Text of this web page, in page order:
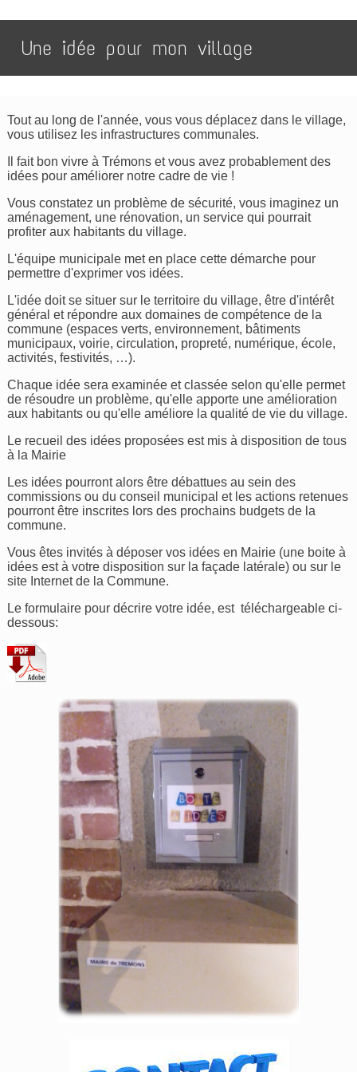
Une idée pour mon village
Tout au long de l'année, vous vous déplacez dans le village,
vous utilisez les infrastructures communales.
Il fait bon vivre à Trémons et vous avez probablement des
idées pour améliorer notre cadre de vie !
Vous constatez un problème de sécurité, vous imaginez un
aménagement, une rénovation, un service qui pourrait
profiter aux habitants du village.
L'équipe municipale met en place cette démarche pour
permettre d'exprimer vos idées.
L'idée doit se situer sur le territoire du village, être d'intérêt
général et répondre aux domaines de compétence de la
commune (espaces verts, environnement, bâtiments
municipaux, voirie, circulation, propreté, numérique, école,
activités, festivités, …).
Chaque idée sera examinée et classée selon qu'elle permet
de résoudre un problème, qu'elle apporte une amélioration
aux habitants ou qu'elle améliore la qualité de vie du village.
Le recueil des idées proposées est mis à disposition de tous
à la Mairie
Les idées pourront alors être débattues au sein des
commissions ou du conseil municipal et les actions retenues
pourront être inscrites lors des prochains budgets de la
commune.
Vous êtes invités à déposer vos idées en Mairie (une boite à
idées est à votre disposition sur la façade latérale) ou sur le
site Internet de la Commune.
Le formulaire pour décrire votre idée, est téléchargeable ci-
dessous: